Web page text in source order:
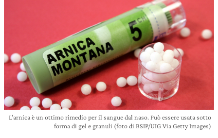
L’arnica è un ottimo rimedio per il sangue dal naso. Può essere usata sotto
forma di gel e granuli (foto di BSIP/UIG Via Getty Images)